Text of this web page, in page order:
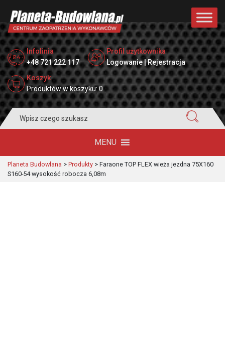
Infolinia
+48 721 222 117
Profil użytkownika
Logowanie | Rejestracja
Koszyk
Produktów w koszyku: 0
for:
MENU
Planeta Budowlana > Produkty > Faraone TOP FLEX wieża jezdna 75X160
S160-54 wysokość robocza 6,08m